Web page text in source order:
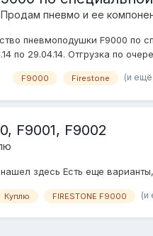
Продам пневмо и ее
пневмоподушки F9000 по
по 29.04.14. Отгрузка по
F9000 Firestone (и ещё
F9001, F9002
здесь Есть еще
Куплю FIRESTONE F9000 (и